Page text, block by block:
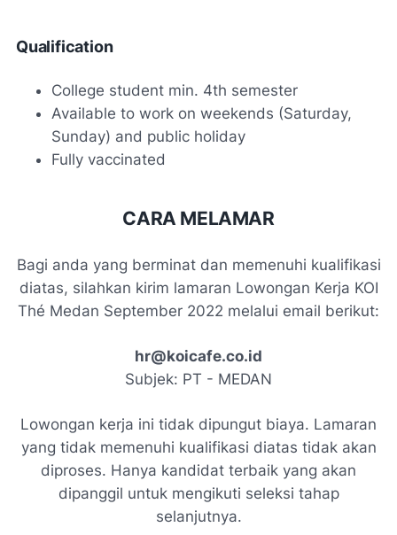
Qualification
College student min. 4th semester
Available to work on weekends (Saturday,
Sunday) and public holiday
Fully vaccinated
CARA MELAMAR
Bagi anda yang berminat dan memenuhi kualifikasi
diatas, silahkan kirim lamaran Lowongan Kerja KOI
Thé Medan September 2022 melalui email berikut:
hr@koicafe.co.id
Subjek: PT - MEDAN
Lowongan kerja ini tidak dipungut biaya. Lamaran
yang tidak memenuhi kualifikasi diatas tidak akan
diproses. Hanya kandidat terbaik yang akan
dipanggil untuk mengikuti seleksi tahap
selanjutnya.